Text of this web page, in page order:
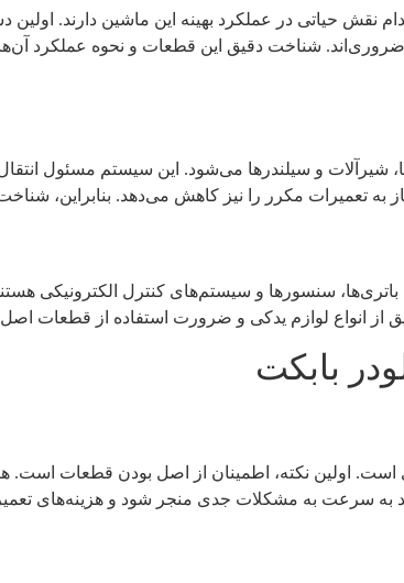
نقش حیاتی در عملکرد بهینه این ماشین دارند.
شناخت دقیق این قطعات و نحوه عملکرد آن‌ها
و سیلندرها می‌شود. این سیستم مسئول
به تعمیرات مکرر را نیز کاهش می‌دهد. بنابراین،
باتری‌ها، سنسورها و سیستم‌های کنترل الکترونیکی
از انواع لوازم یدکی و ضرورت استفاده از
بابکت
است. اولین نکته، اطمینان از اصل بودن قطعات است.
به سرعت به مشکلات جدی منجر شود و هزینه‌های